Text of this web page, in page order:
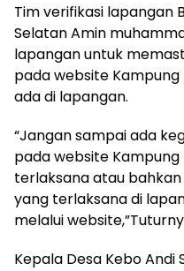
Tim verifikasi lapangan
Selatan Amin
lapangan untuk
pada website Kampung
ada di lapangan.
“Jangan sampai ada
pada website
terlaksana atau
yang terlaksana di
melalui
Kepala Desa Kebo